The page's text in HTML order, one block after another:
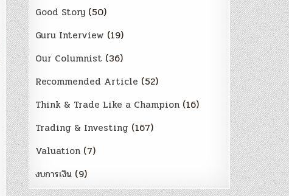
Good Story (50)
Guru Interview (19)
Our Columnist (36)
Recommended Article (52)
Think & Trade Like a Champion (16)
Trading & Investing (167)
Valuation (7)
งบการเงิน (9)